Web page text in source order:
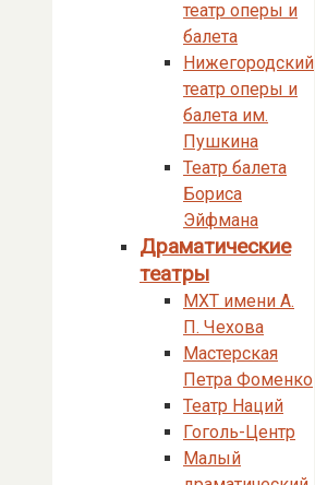
театр оперы и
балета
Нижегородский
театр оперы и
балета им.
Пушкина
Театр балета
Бориса
Эйфмана
Драматические
театры
МХТ имени А.
П. Чехова
Мастерская
Петра Фоменко
Театр Наций
Гоголь-Центр
Малый